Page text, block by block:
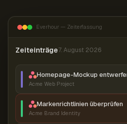
Everhour — Zeiterfassung
Zeiteinträge7. August 2026
Homepage-Mockup
Acme Web Project
Markenrichtlinien überprüfen
Acme Brand Identity